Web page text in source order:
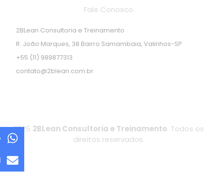
Fale Conosco
2BLean Consultoria e Treinamento
R. João Marques, 38 Bairro Samambaia, Valinhos-SP
+55 (11) 989877313
contato@2blean.com.br
2025 2BLean Consultoria e Treinamento. Todos os
direitos reservados.